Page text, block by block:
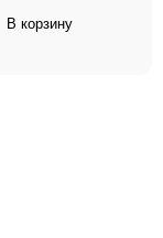
В корзину